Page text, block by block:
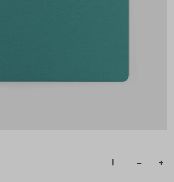
1 – +